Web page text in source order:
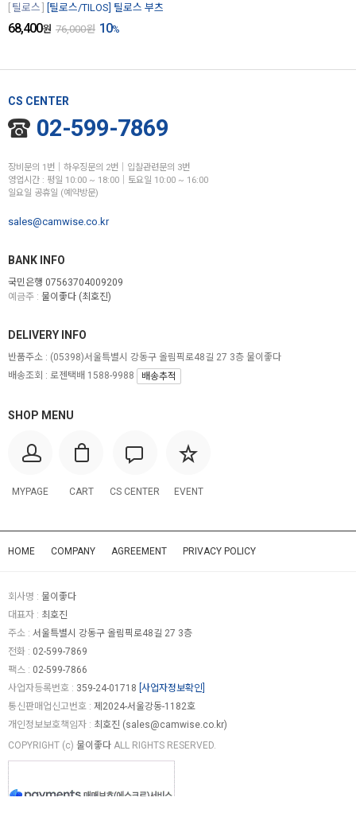
틸로스 [틸로스/TILOS] 틸로스 부츠
68,400원 76,000원 10%
CS CENTER
02-599-7869
장비문의 1번│하우징문의 2번│입찰관련문의 3번
영업시간 : 평일 10:00 ~ 18:00│토요일 10:00 ~ 16:00
일요일 공휴일 (예약방문)
sales@camwise.co.kr
BANK INFO
국민은행 07563704009209
예금주 : 물이좋다 (최호진)
SHOP MENU
MYPAGE CART CS CENTER EVENT
DELIVERY INFO
반품주소 : (05398)서울특별시 강동구 올림픽로48길 27 3층 물이좋다
배송조회 : 로젠택배 1588-9988
배송추적
HOME COMPANY AGREEMENT PRIVACY POLICY
회사명 : 물이좋다
대표자 : 최호진
주소 : 서울특별시 강동구 올림픽로48길 27 3층
전화 : 02-599-7869
팩스 : 02-599-7866
사업자등록번호 : 359-24-01718 [사업자정보확인]
통신판매업신고번호 : 제2024-서울강동-1182호
개인정보보호책임자 : 최호진 (sales@camwise.co.kr)
COPYRIGHT (c) 물이좋다 ALL RIGHTS RESERVED.